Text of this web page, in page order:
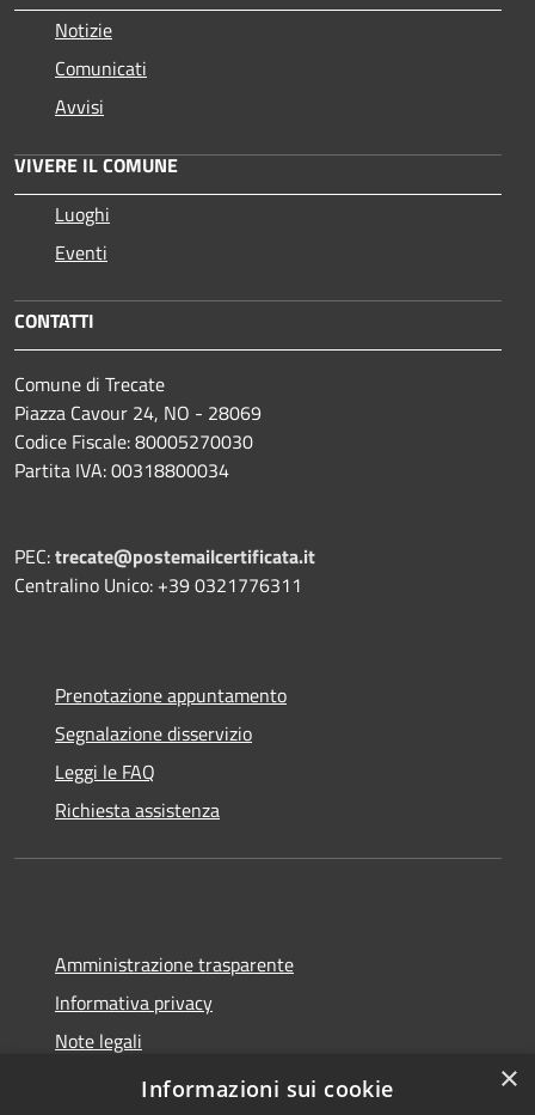
Notizie
Comunicati
Avvisi
VIVERE IL COMUNE
Luoghi
Eventi
CONTATTI
Comune di Trecate
Piazza Cavour 24, NO - 28069
Codice Fiscale: 80005270030
Partita IVA: 00318800034
PEC:trecate@postemailcertificata.it
Centralino Unico: +39 0321776311
Prenotazione appuntamento
Segnalazione disservizio
Leggi le FAQ
Richiesta assistenza
Amministrazione trasparente
Informativa privacy
Note legali
Dichiarazione di accessibilità
×
Informazioni sui cookie